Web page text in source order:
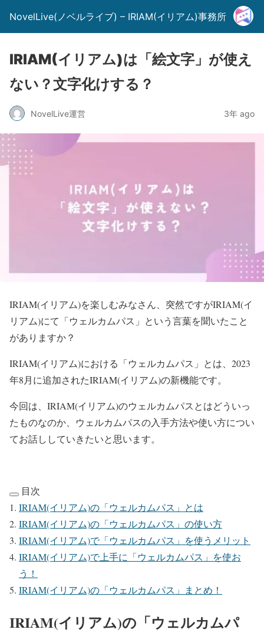
NovelLive(ノベルライブ) – IRIAM(イリアム)事務所
IRIAM(イリアム)は「絵文字」が使え
ない？文字化けする？
NovelLive運営 3年 ago
IRIAM(イリアム)を楽しむみなさん、突然ですがIRIAM(イ
リアム)にて「ウェルカムパス」という言葉を聞いたこと
がありますか？
IRIAM(イリアム)における「ウェルカムパス」とは、2023
年8月に追加されたIRIAM(イリアム)の新機能です。
今回は、IRIAM(イリアム)のウェルカムパスとはどういっ
たものなのか、ウェルカムパスの入手方法や使い方につい
てお話ししていきたいと思います。
目次
IRIAM(イリアム)の「ウェルカムパス」とは
IRIAM(イリアム)の「ウェルカムパス」の使い方
IRIAM(イリアム)で「ウェルカムパス」を使うメリット
IRIAM(イリアム)で上手に「ウェルカムパス」を使お
う！
IRIAM(イリアム)の「ウェルカムパス」まとめ！
IRIAM(イリアム)の「ウェルカムパ